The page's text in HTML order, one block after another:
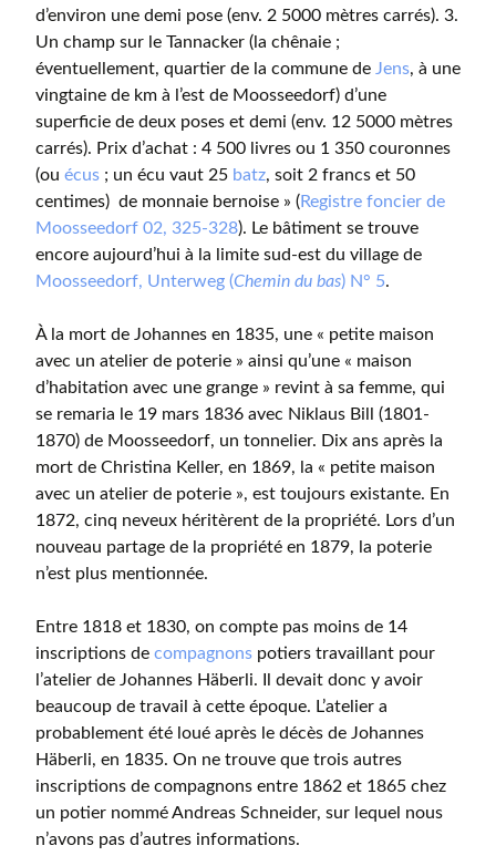
d’environ une demi pose (env. 2 5000 mètres carrés). 3.
Un champ sur le Tannacker (la chênaie ;
éventuellement, quartier de la commune de Jens, à une
vingtaine de km à l’est de Moosseedorf) d’une
superficie de deux poses et demi (env. 12 5000 mètres
carrés). Prix d’achat : 4 500 livres ou 1 350 couronnes
(ou écus ; un écu vaut 25 batz, soit 2 francs et 50
centimes) de monnaie bernoise » (Registre foncier de
Moosseedorf 02, 325-328). Le bâtiment se trouve
encore aujourd’hui à la limite sud-est du village de
Moosseedorf, Unterweg (Chemin du bas) N° 5.
À la mort de Johannes en 1835, une « petite maison
avec un atelier de poterie » ainsi qu’une « maison
d’habitation avec une grange » revint à sa femme, qui
se remaria le 19 mars 1836 avec Niklaus Bill (1801-
1870) de Moosseedorf, un tonnelier. Dix ans après la
mort de Christina Keller, en 1869, la « petite maison
avec un atelier de poterie », est toujours existante. En
1872, cinq neveux héritèrent de la propriété. Lors d’un
nouveau partage de la propriété en 1879, la poterie
n’est plus mentionnée.
Entre 1818 et 1830, on compte pas moins de 14
inscriptions de compagnons potiers travaillant pour
l’atelier de Johannes Häberli. Il devait donc y avoir
beaucoup de travail à cette époque. L’atelier a
probablement été loué après le décès de Johannes
Häberli, en 1835. On ne trouve que trois autres
inscriptions de compagnons entre 1862 et 1865 chez
un potier nommé Andreas Schneider, sur lequel nous
n’avons pas d’autres informations.